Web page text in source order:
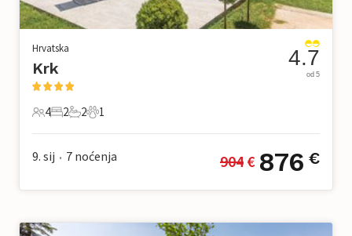
Hrvatska
Krk
4 Gosti
4
2 Spavaće sobe
2
2 Kupaonice
2
1 Kućni ljubimac
1
4.7
od 5
9. sij • 7 noćenja 904 € 876 €